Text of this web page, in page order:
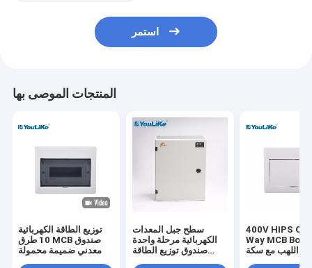
استمر
المنتجات الموصى بها
توزيع الطاقة الكهربائية
10 طرق MCB صندوق
معدني ضميمة محمولة
سطح جبل المعدات
الكهربائية مرحلة واحدة
صندوق توزيع الطاقة
400V HIPS
Way MCB Box مثبطات